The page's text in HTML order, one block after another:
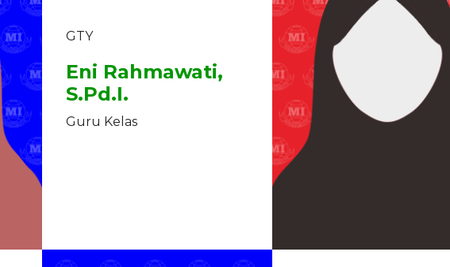
GTY
Eni Rahmawati,
S.Pd.I.
Guru Kelas